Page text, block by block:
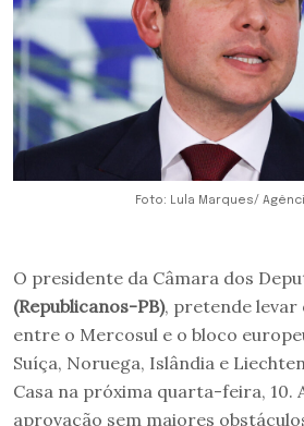
Foto: Lula Marques/
O presidente da Câmara dos
(Republicanos-PB), pretende
entre o Mercosul e o bloco
Suíça, Noruega, Islândia e
Casa na próxima quarta-feira, 10.
aprovação sem maiores